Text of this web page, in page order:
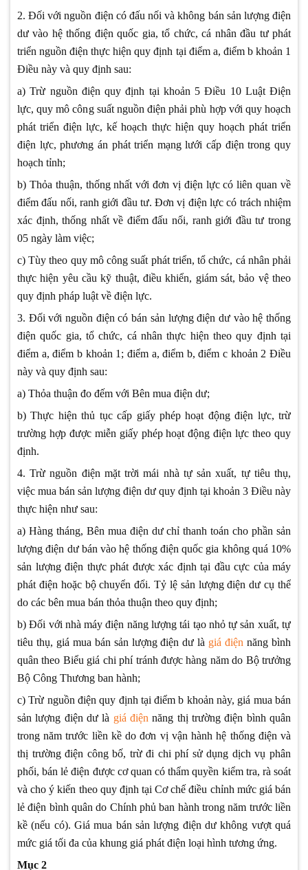
2. Đối với nguồn điện có đấu nối và không bán sản lượng điện
dư vào hệ thống điện quốc gia, tổ chức, cá nhân đầu tư phát
triển nguồn điện thực hiện quy định tại điểm a, điểm b khoản 1
Điều này và quy định sau:
a) Trừ nguồn điện quy định tại khoản 5 Điều 10 Luật Điện
lực, quy mô công suất nguồn điện phải phù hợp với quy hoạch
phát triển điện lực, kế hoạch thực hiện quy hoạch phát triển
điện lực, phương án phát triển mạng lưới cấp điện trong quy
hoạch tỉnh;
b) Thỏa thuận, thống nhất với đơn vị điện lực có liên quan về
điểm đấu nối, ranh giới đầu tư. Đơn vị điện lực có trách nhiệm
xác định, thống nhất về điểm đấu nối, ranh giới đầu tư trong
05 ngày làm việc;
c) Tùy theo quy mô công suất phát triển, tổ chức, cá nhân phải
thực hiện yêu cầu kỹ thuật, điều khiển, giám sát, bảo vệ theo
quy định pháp luật về điện lực.
3. Đối với nguồn điện có bán sản lượng điện dư vào hệ thống
điện quốc gia, tổ chức, cá nhân thực hiện theo quy định tại
điểm a, điểm b khoản 1; điểm a, điểm b, điểm c khoản 2 Điều
này và quy định sau:
a) Thỏa thuận đo đếm với Bên mua điện dư;
b) Thực hiện thủ tục cấp giấy phép hoạt động điện lực, trừ
trường hợp được miễn giấy phép hoạt động điện lực theo quy
định.
4. Trừ nguồn điện mặt trời mái nhà tự sản xuất, tự tiêu thụ,
việc mua bán sản lượng điện dư quy định tại khoản 3 Điều này
thực hiện như sau:
a) Hàng tháng, Bên mua điện dư chỉ thanh toán cho phần sản
lượng điện dư bán vào hệ thống điện quốc gia không quá 10%
sản lượng điện thực phát được xác định tại đầu cực của máy
phát điện hoặc bộ chuyển đổi. Tỷ lệ sản lượng điện dư cụ thể
do các bên mua bán thỏa thuận theo quy định;
b) Đối với nhà máy điện năng lượng tái tạo nhỏ tự sản xuất, tự
tiêu thụ, giá mua bán sản lượng điện dư là giá điện năng bình
quân theo Biểu giá chi phí tránh được hàng năm do Bộ trưởng
Bộ Công Thương ban hành;
c) Trừ nguồn điện quy định tại điểm b khoản này, giá mua bán
sản lượng điện dư là giá điện năng thị trường điện bình quân
trong năm trước liền kề do đơn vị vận hành hệ thống điện và
thị trường điện công bố, trừ đi chi phí sử dụng dịch vụ phân
phối, bán lẻ điện được cơ quan có thẩm quyền kiểm tra, rà soát
và cho ý kiến theo quy định tại Cơ chế điều chỉnh mức giá bán
lẻ điện bình quân do Chính phủ ban hành trong năm trước liền
kề (nếu có). Giá mua bán sản lượng điện dư không vượt quá
mức giá tối đa của khung giá phát điện loại hình tương ứng.
Mục 2